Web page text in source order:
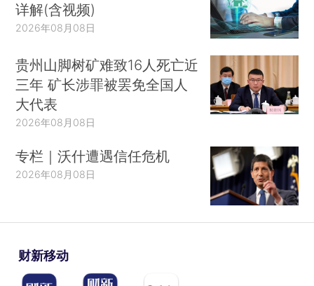
详解(含视频)
2026年08月08日
贵州山脚树矿难致16人死亡近
三年 矿长涉罪被罢免全国人
大代表
2026年08月08日
专栏｜沃什遭遇信任危机
2026年08月08日
财新移动